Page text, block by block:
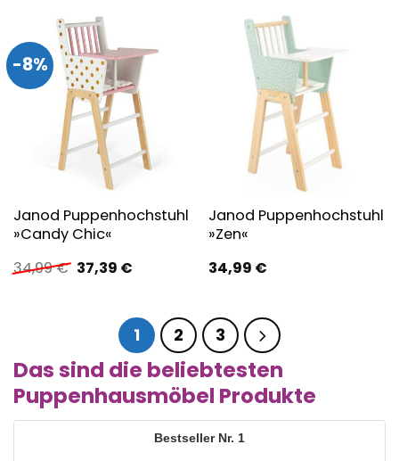
49,99 €
-8%
Janod Puppenhochstuhl
»Candy Chic«
34,99€ Ursprünglicher
Preis
37,39 €Aktueller
Janod Puppenhochstuhl
»Zen«
34,99 €
1 2 3
Das sind die beliebtesten
Puppenhausmöbel Produkte
1